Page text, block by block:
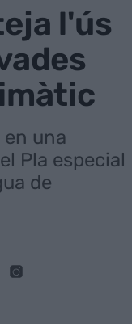
l'ús
una
Pla especial
de